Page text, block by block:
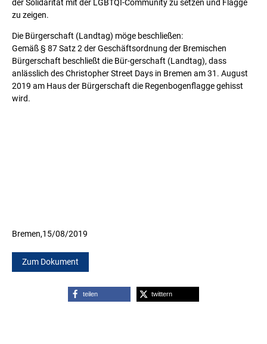
der Solidarität mit der LGBTQI-Community zu setzen und Flagge
zu zeigen.
Die Bürgerschaft (Landtag) möge beschließen:
Gemäß § 87 Satz 2 der Geschäftsordnung der Bremischen
Bürgerschaft beschließt die Bür-gerschaft (Landtag), dass
anlässlich des Christopher Street Days in Bremen am 31. August
2019 am Haus der Bürgerschaft die Regenbogenflagge gehisst
wird.
Bremen,15/08/2019
Zum Dokument
teilen twittern